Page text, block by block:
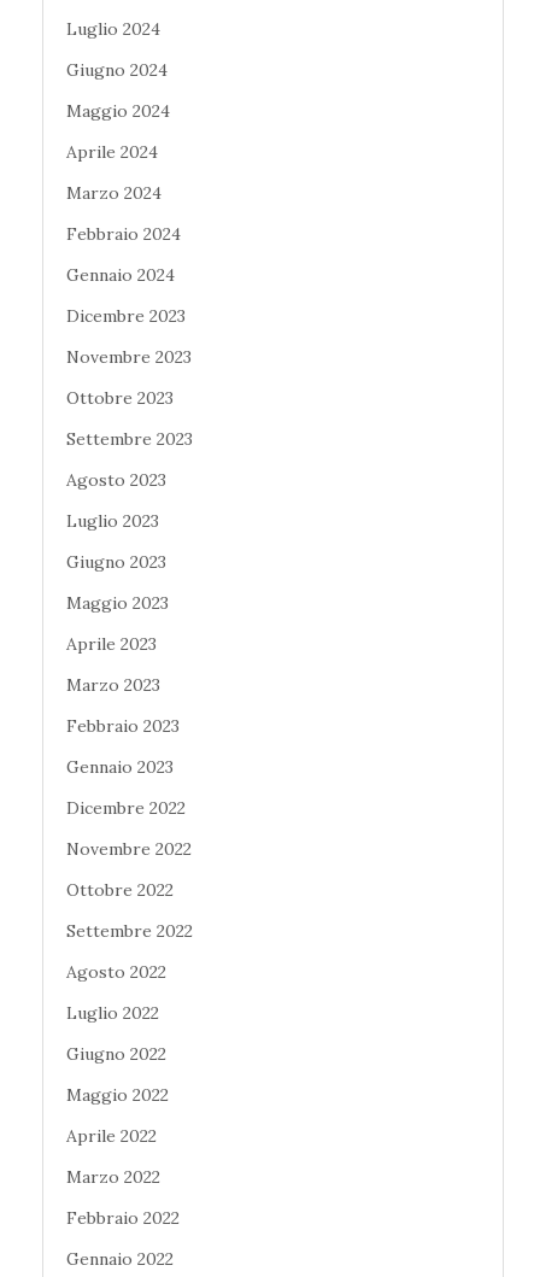
Luglio 2024
Giugno 2024
Maggio 2024
Aprile 2024
Marzo 2024
Febbraio 2024
Gennaio 2024
Dicembre 2023
Novembre 2023
Ottobre 2023
Settembre 2023
Agosto 2023
Luglio 2023
Giugno 2023
Maggio 2023
Aprile 2023
Marzo 2023
Febbraio 2023
Gennaio 2023
Dicembre 2022
Novembre 2022
Ottobre 2022
Settembre 2022
Agosto 2022
Luglio 2022
Giugno 2022
Maggio 2022
Aprile 2022
Marzo 2022
Febbraio 2022
Gennaio 2022